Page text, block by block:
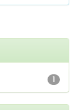
1